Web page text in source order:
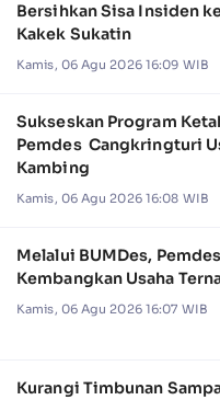
Bersihkan Sisa Insiden
Kakek Sukatin
Kamis, 06 Agu 2026 16:09 WIB
Sukseskan Program
Pemdes Cangkringturi
Kambing
Kamis, 06 Agu 2026 16:08 WIB
Melalui BUMDes,
Kembangkan Usaha
Kamis, 06 Agu 2026 16:07 WIB
Kurangi Timbunan